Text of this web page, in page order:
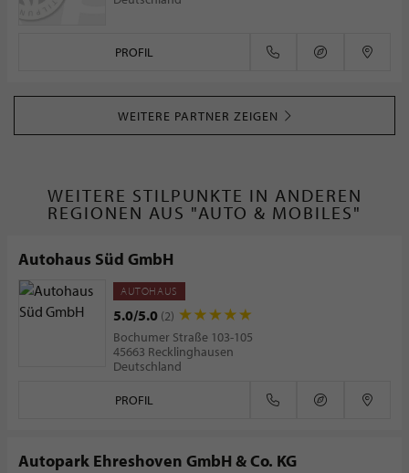
PROFIL
WEITERE PARTNER ZEIGEN
WEITERE STILPUNKTE IN ANDEREN
REGIONEN AUS "AUTO & MOBILES"
Autohaus Süd GmbH
AUTOHAUS
5.0/5.0 (2)
Bochumer Straße 103-105
45663 Recklinghausen
Deutschland
PROFIL
Autopark Ehreshoven GmbH & Co. KG